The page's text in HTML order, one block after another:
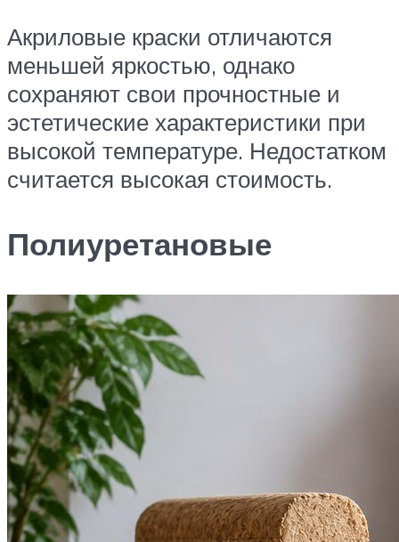
Акриловые краски отличаются
меньшей яркостью, однако
сохраняют свои прочностные и
эстетические характеристики при
высокой температуре. Недостатком
считается высокая стоимость.
Полиуретановые